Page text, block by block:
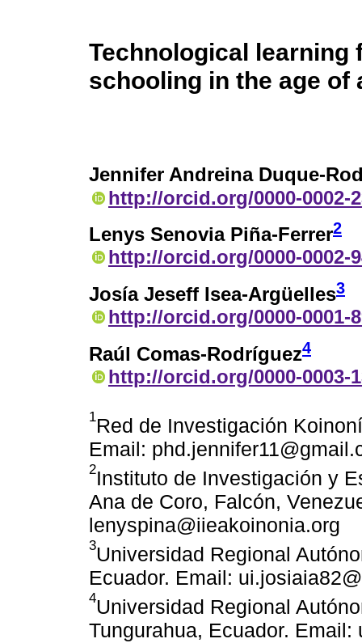
Technological learning
schooling in the age
Jennifer Andreina Duque-
http://orcid.org/0000-0002-
Lenys Senovia Piña-Ferrer2
http://orcid.org/0000-0002-
Josía Jeseff Isea-Argüelles3
http://orcid.org/0000-0001-
Raúl Comas-Rodríguez4
http://orcid.org/0000-0003-
1Red de Investigación
Email:
2Instituto de Investigación y
Ana de Coro, Falcón,
lenyspina@iieakoinonia.org
3Universidad Regional
Ecuador. Email:
4Universidad Regional
Tungurahua, Ecuador.